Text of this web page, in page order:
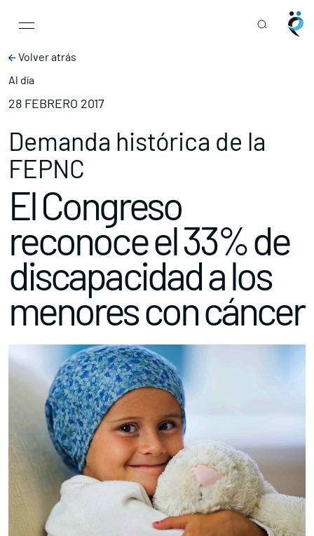
Main Navigation
Volver atrás
Al día
28 FEBRERO 2017
Demanda histórica de la
FEPNC
El Congreso
reconoce el 33% de
discapacidad a los
menores con cáncer